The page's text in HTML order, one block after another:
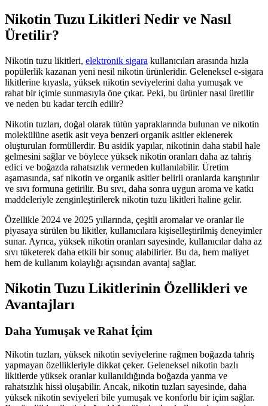
Nikotin Tuzu Likitleri Nedir ve Nasıl
Üretilir?
Nikotin tuzu likitleri, elektronik sigara kullanıcıları arasında hızla
popülerlik kazanan yeni nesil nikotin ürünleridir. Geleneksel e-sigara
likitlerine kıyasla, yüksek nikotin seviyelerini daha yumuşak ve
rahat bir içimle sunmasıyla öne çıkar. Peki, bu ürünler nasıl üretilir
ve neden bu kadar tercih edilir?
Nikotin tuzları, doğal olarak tütün yapraklarında bulunan ve nikotin
molekülüne asetik asit veya benzeri organik asitler eklenerek
oluşturulan formüllerdir. Bu asidik yapılar, nikotinin daha stabil hale
gelmesini sağlar ve böylece yüksek nikotin oranları daha az tahriş
edici ve boğazda rahatsızlık vermeden kullanılabilir. Üretim
aşamasında, saf nikotin ve organik asitler belirli oranlarda karıştırılır
ve sıvı formuna getirilir. Bu sıvı, daha sonra uygun aroma ve katkı
maddeleriyle zenginleştirilerek nikotin tuzu likitleri haline gelir.
Özellikle 2024 ve 2025 yıllarında, çeşitli aromalar ve oranlar ile
piyasaya sürülen bu likitler, kullanıcılara kişiselleştirilmiş deneyimler
sunar. Ayrıca, yüksek nikotin oranları sayesinde, kullanıcılar daha az
sıvı tüketerek daha etkili bir sonuç alabilirler. Bu da, hem maliyet
hem de kullanım kolaylığı açısından avantaj sağlar.
Nikotin Tuzu Likitlerinin Özellikleri ve
Avantajları
Daha Yumuşak ve Rahat İçim
Nikotin tuzları, yüksek nikotin seviyelerine rağmen boğazda tahriş
yapmayan özellikleriyle dikkat çeker. Geleneksel nikotin bazlı
likitlerde yüksek oranlar kullanıldığında boğazda yanma ve
rahatsızlık hissi oluşabilir. Ancak, nikotin tuzları sayesinde, daha
yüksek nikotin seviyeleri bile yumuşak ve konforlu bir içim sağlar.